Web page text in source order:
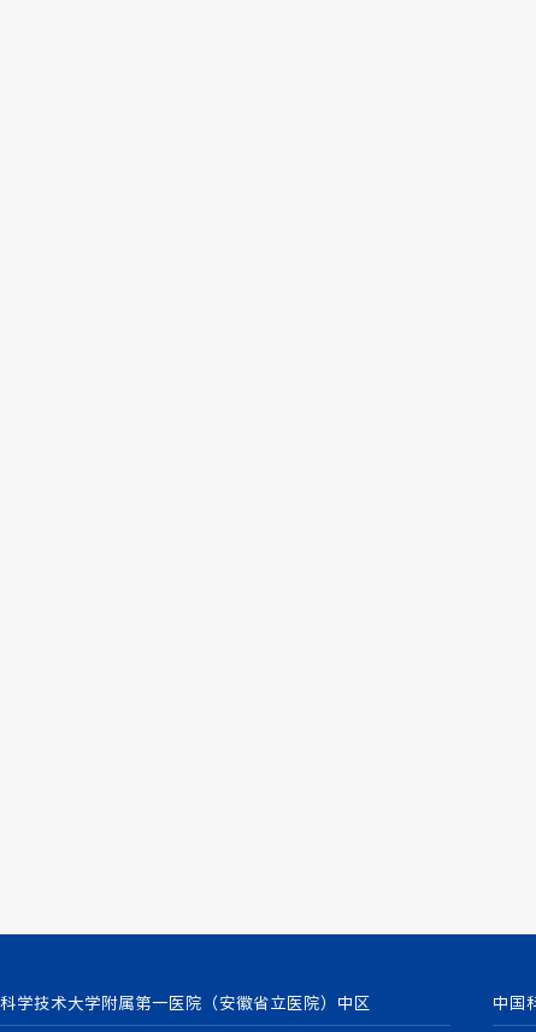
学技术大学附属第一医院（安徽省立医院）中区 中国